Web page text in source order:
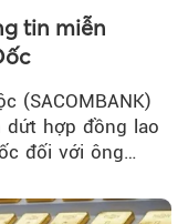
tin miễn
(SACOMBANK)
dứt hợp đồng lao
đối với ông